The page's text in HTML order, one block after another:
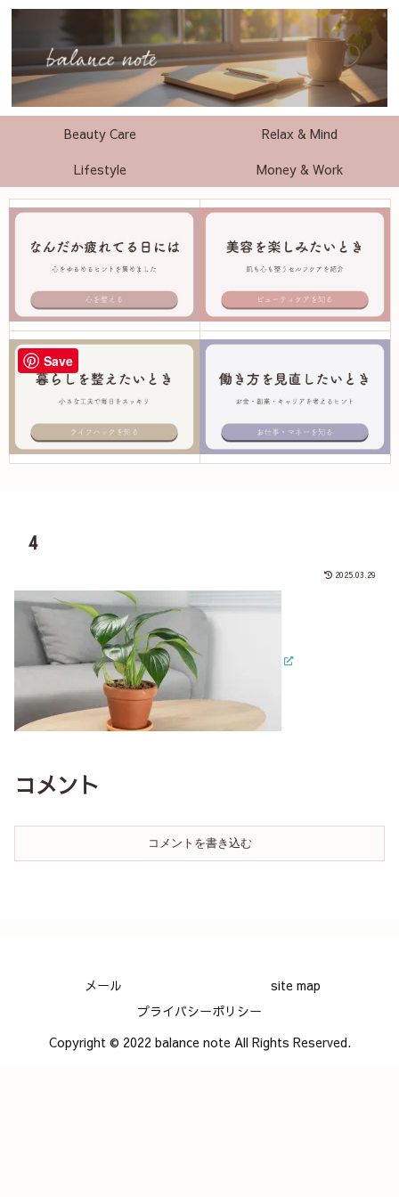
Beauty Care
Relax & Mind
Lifestyle
Money & Work
4
2025.03.29
コメント
コメントを書き込む
メール
site map
プライバシーポリシー
Copyright © 2022 balance note All Rights Reserved.
Save